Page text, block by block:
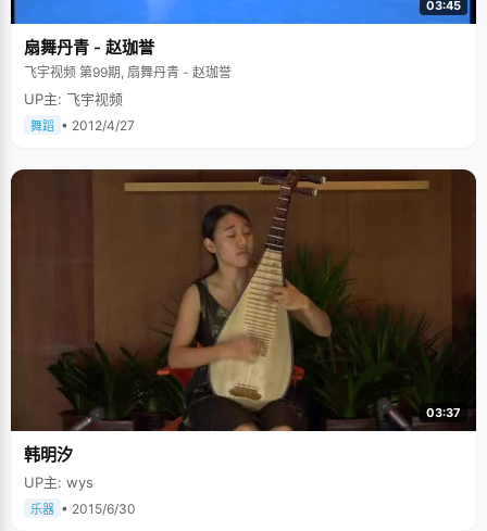
03:45
扇舞丹青 - 赵珈誉
飞宇视频 第99期, 扇舞丹青 - 赵珈誉
UP主: 飞宇视频
舞蹈 • 2012/4/27
03:37
韩明汐
UP主: wys
乐器 • 2015/6/30